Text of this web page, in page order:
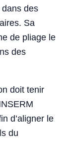
des
Sa
de pliage le
des
doit tenir
d’aligner le
du